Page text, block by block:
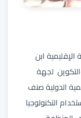
الإقليمية ابن
لجهة
الدولية صنف
التكنولوجيا